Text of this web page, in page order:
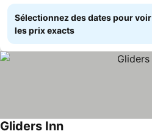
Sélectionnez des dates pour voir
les prix exacts
Gliders Inn